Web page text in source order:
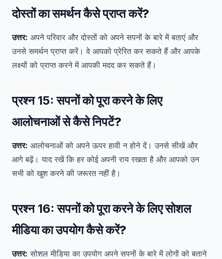
दोस्तों का समर्थन कैसे प्राप्त करें?
उत्तर: अपने परिवार और दोस्तों को अपने सपनों के बारे में बताएं और
उनसे समर्थन प्राप्त करें। वे आपको प्रेरित कर सकते हैं और आपके
लक्ष्यों को प्राप्त करने में आपकी मदद कर सकते हैं।
प्रश्न 15: सपनों को पूरा करने के लिए
आलोचनाओं से कैसे निपटें?
उत्तर: आलोचनाओं को अपने ऊपर हावी न होने दें। उनसे सीखें और
आगे बढ़ें। याद रखें कि हर कोई अपनी राय रखता है और आपको उन
सभी को खुश करने की जरूरत नहीं है।
प्रश्न 16: सपनों को पूरा करने के लिए सोशल
मीडिया का उपयोग कैसे करें?
उत्तर: सोशल मीडिया का उपयोग अपने सपनों के बारे में लोगों को बताने